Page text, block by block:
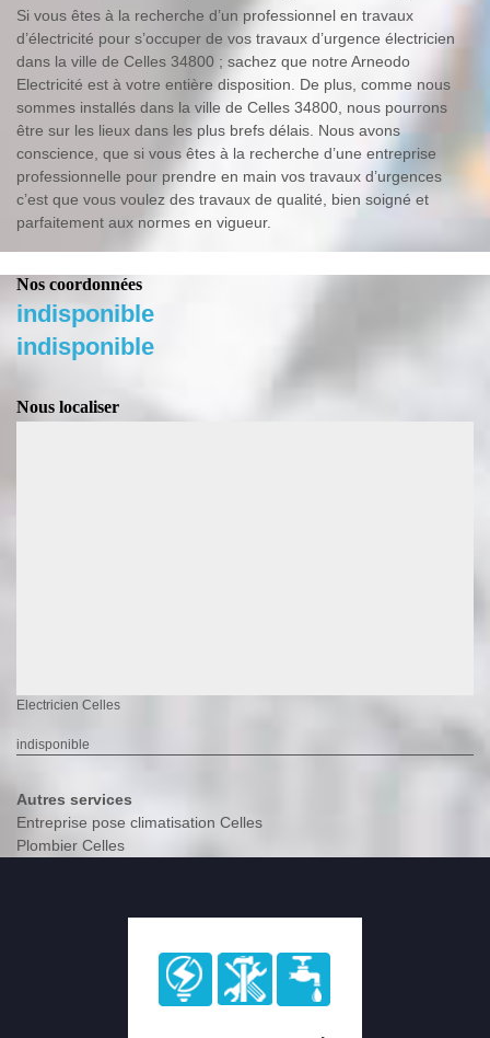
Si vous êtes à la recherche d’un professionnel en travaux
d’électricité pour s’occuper de vos travaux d’urgence électricien
dans la ville de Celles 34800 ; sachez que notre Arneodo
Electricité est à votre entière disposition. De plus, comme nous
sommes installés dans la ville de Celles 34800, nous pourrons
être sur les lieux dans les plus brefs délais. Nous avons
conscience, que si vous êtes à la recherche d’une entreprise
professionnelle pour prendre en main vos travaux d’urgences
c’est que vous voulez des travaux de qualité, bien soigné et
parfaitement aux normes en vigueur.
Nos coordonnées
indisponible
indisponible
Nous localiser
Electricien Celles
indisponible
Autres services
Entreprise pose climatisation Celles
Plombier Celles